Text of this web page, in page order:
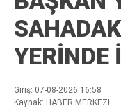
YERİNDE
Giriş: 07-08-2026 16:58
Kaynak: HABER MERKEZI